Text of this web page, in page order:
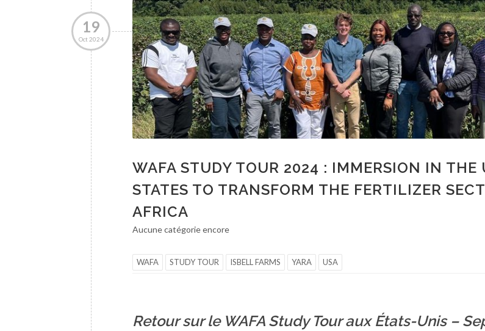
19
Oct 2024
WAFA STUDY TOUR 2024 : IMMERSION IN THE
STATES TO TRANSFORM THE FERTILIZER
AFRICA
Aucune catégorie encore
WAFA STUDY TOUR ISBELL FARMS YARA USA
Retour sur le WAFA Study Tour aux États-Unis –